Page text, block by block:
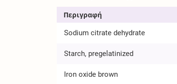
Περιγραφή
Sodium citrate dehydrate
Starch, pregelatinized
Iron oxide brown